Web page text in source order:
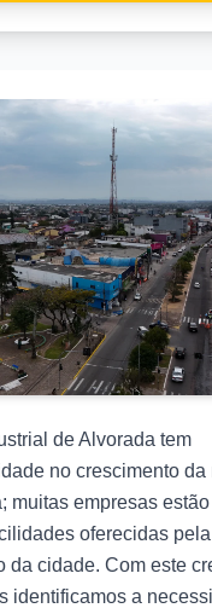
de Alvorada tem
no crescimento da
muitas empresas
oferecidas pela
da cidade. Com este
identificamos a